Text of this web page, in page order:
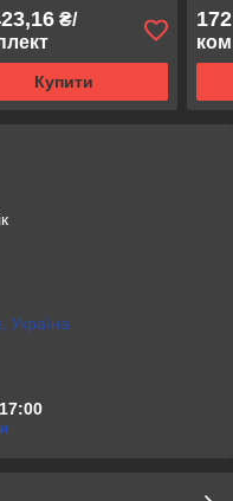
₴/
Купити
Україна